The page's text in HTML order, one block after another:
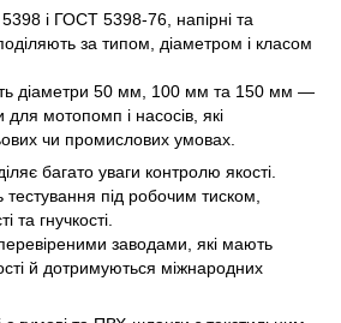
і ГОСТ 5398-76, напірні та
за типом, діаметром і класом
діаметри 50 мм, 100 мм та 150 мм —
для мотопомп і насосів, які
чи промислових умовах.
багато уваги контролю якості.
під робочим тиском,
та гнучкості.
заводами, які мають
й дотримуються міжнародних